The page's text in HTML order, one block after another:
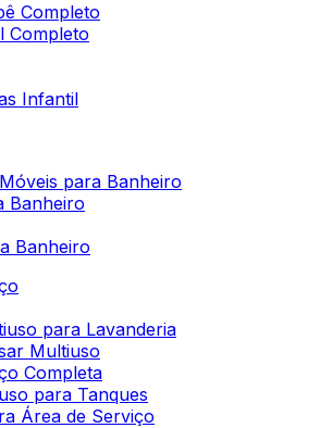
Completo
Completo
Infantil
para Banheiro
Banheiro
Banheiro
para Lavanderia
Multiuso
Completa
para Tanques
Área de Serviço